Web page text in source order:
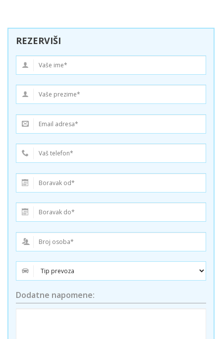
REZERVIŠI
Dodatne napomene: